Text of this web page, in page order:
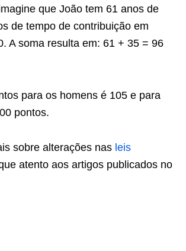
que João tem 61 anos de
de tempo de contribuição em
A soma resulta em: 61 + 35 = 96
para os homens é 105 e para
pontos.
sobre alterações nas leis
atento aos artigos publicados no